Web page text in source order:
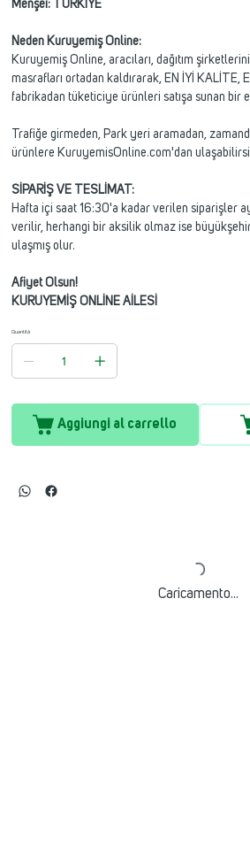
Menşei: TÜRKİYE
Neden Kuruyemiş Online:
Kuruyemiş Online, aracıları, dağıtım
masrafları ortadan kaldırarak, EN İYİ KALİTE,
fabrikadan tüketiciye ürünleri satışa sunan
Trafiğe girmeden, Park yeri aramadan,
ürünlere KuruyemisOnline.com'dan
SİPARİŞ VE TESLİMAT:
Hafta içi saat 16:30'a kadar verilen siparişler
verilir, herhangi bir aksilik olmaz ise
ulaşmış olur.
Afiyet Olsun!
KURUYEMİŞ ONLİNE AİLESİ
Quantità
Aggiungi al carrello
Caricamento...